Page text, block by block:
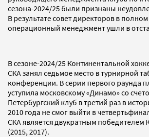
сезона-2024/25 были признаны
В результате совет директоров в полном
операционный менеджмент ушли в
В сезоне-2024/25 Континентальной
СКА занял седьмое место в турнирной
конференции. В серии первого раунда
уступила московскому «Динамо» со
Петербургский клуб в третий раз в
2010 года не смог выйти в
СКА является двукратным победителем
(2015, 2017).